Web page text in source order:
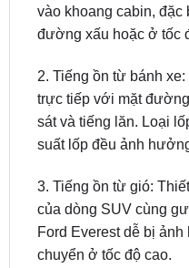
vào khoang cabin, đặc
đường xấu hoặc ở tốc
2. Tiếng ồn từ bánh
trực tiếp với mặt
sát và tiếng lăn. Loại
suất lốp đều ảnh
3. Tiếng ồn từ gió:
của dòng SUV cùng
Ford Everest dễ bị
chuyển ở tốc độ cao.